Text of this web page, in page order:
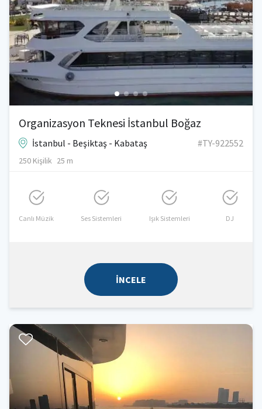
Organizasyon Teknesi İstanbul Boğaz
İstanbul - Beşiktaş - Kabataş #TY-922552
250 Kişilik 25 m
Canlı Müzik Ses Sistemleri Işık Sistemleri DJ
İNCELE